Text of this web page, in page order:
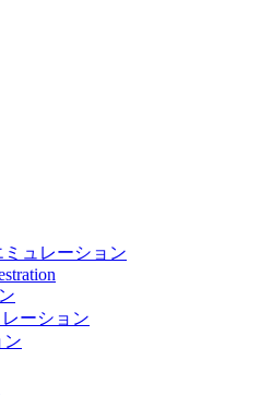
ュレーション
ーション
ン